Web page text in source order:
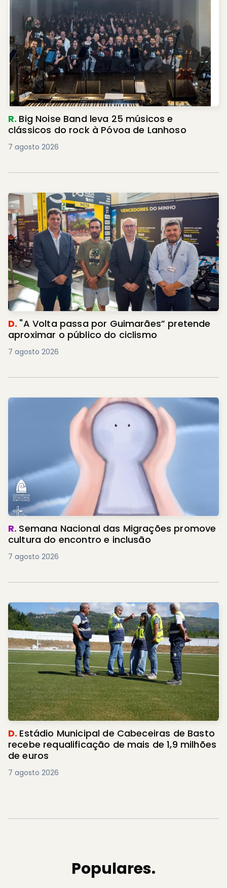
R. Big Noise Band leva 25 músicos e
clássicos do rock à Póvoa de Lanhoso
7 agosto 2026
D. "A Volta passa por Guimarães” pretende
aproximar o público do ciclismo
7 agosto 2026
R. Semana Nacional das Migrações promove
cultura do encontro e inclusão
7 agosto 2026
D. Estádio Municipal de Cabeceiras de Basto
recebe requalificação de mais de 1,9 milhões
de euros
7 agosto 2026
Populares.